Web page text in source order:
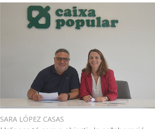
SARA LÓPEZ CASAS